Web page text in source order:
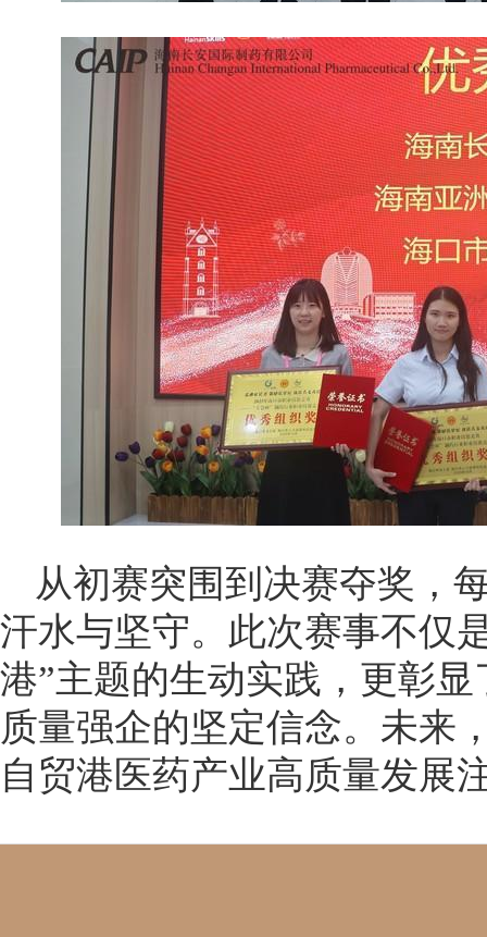
从初赛突围到决赛夺奖，
汗水与坚守。此次赛事不仅
港”主题的生动实践，更彰
质量强企的坚定信念。未来
自贸港医药产业高质量发展